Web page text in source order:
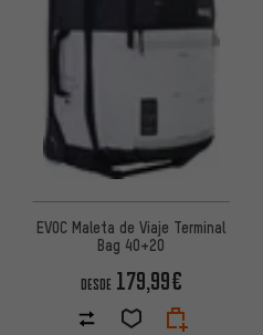
EVOC Maleta de Viaje Terminal
Bag 40+20
DESDE 179,99€